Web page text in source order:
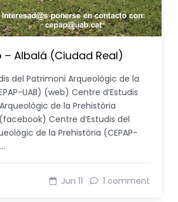
Albalá (Ciudad Real)
del Patrimoni Arqueològic de la
UAB) (web) Centre d’Estudis
de la Prehistòria
Centre d’Estudis del
de la Prehistòria (CEPAP-
Jun 11 1 comment